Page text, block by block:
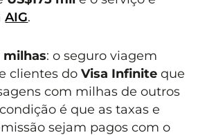
AIG.
milhas: o seguro viagem
clientes doVisa Infinite que
com milhas de outros
é que as taxas e
sejam pagos com o